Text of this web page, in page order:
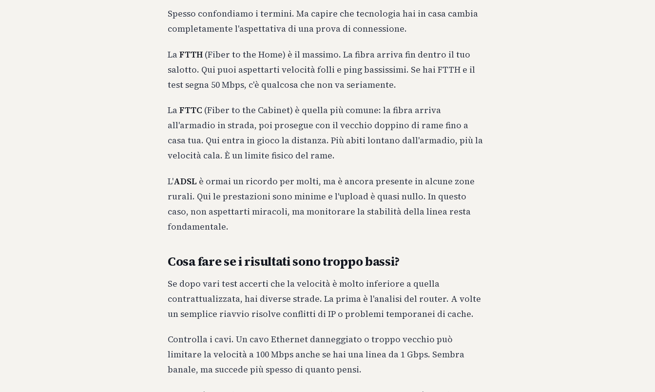
Spesso confondiamo i termini. Ma capire che tecnologia hai in casa cambia
completamente l'aspettativa di una prova di connessione.
LaFTTH (Fiber to the Home) è il massimo. La fibra arriva fin dentro il tuo
salotto. Qui puoi aspettarti velocità folli e ping bassissimi. Se hai FTTH e il
test segna 50 Mbps, c'è qualcosa che non va seriamente.
LaFTTC (Fiber to the Cabinet) è quella più comune: la fibra arriva
all'armadio in strada, poi prosegue con il vecchio doppino di rame fino a
casa tua. Qui entra in gioco la distanza. Più abiti lontano dall'armadio, più la
velocità cala. È un limite fisico del rame.
L'ADSL è ormai un ricordo per molti, ma è ancora presente in alcune zone
rurali. Qui le prestazioni sono minime e l'upload è quasi nullo. In questo
caso, non aspettarti miracoli, ma monitorare la stabilità della linea resta
fondamentale.
Cosa fare se i risultati sono troppo bassi?
Se dopo vari test accerti che la velocità è molto inferiore a quella
contrattualizzata, hai diverse strade. La prima è l'analisi del router. A volte
un semplice riavvio risolve conflitti di IP o problemi temporanei di cache.
Controlla i cavi. Un cavo Ethernet danneggiato o troppo vecchio può
limitare la velocità a 100 Mbps anche se hai una linea da 1 Gbps. Sembra
banale, ma succede più spesso di quanto pensi.